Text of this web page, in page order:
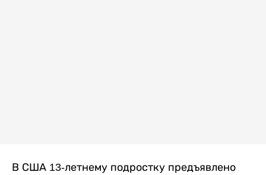
В США 13-летнему подростку предъявлено